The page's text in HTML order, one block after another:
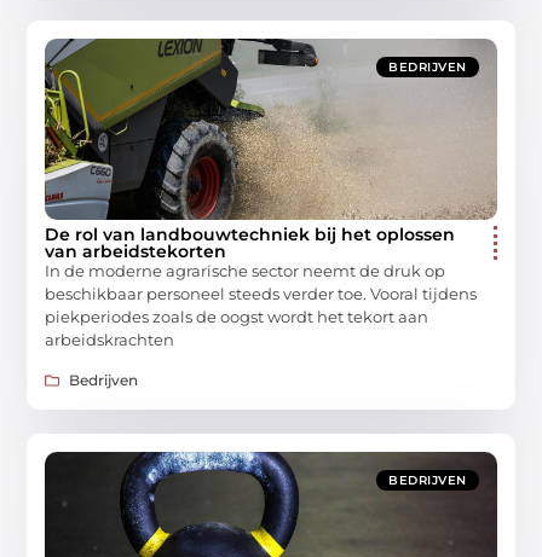
BEDRIJVEN
De rol van landbouwtechniek bij het oplossen
van arbeidstekorten
In de moderne agrarische sector neemt de druk op
beschikbaar personeel steeds verder toe. Vooral tijdens
piekperiodes zoals de oogst wordt het tekort aan
arbeidskrachten
Bedrijven
BEDRIJVEN